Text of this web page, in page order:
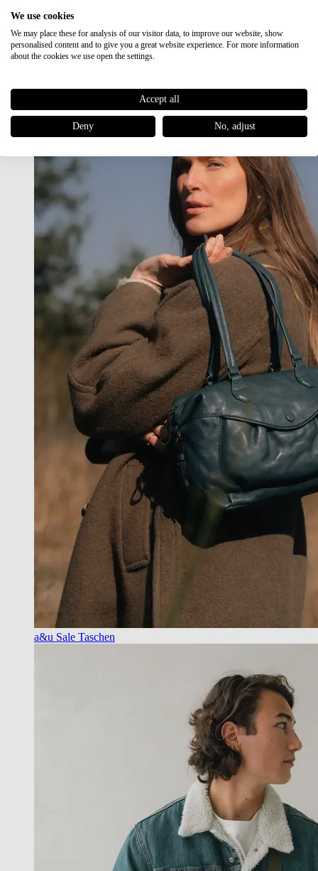
Japan RE lite
Sale
a&u Sale Taschen
We use cookies
We may place these for analysis of our visitor data, to improve our website, show
personalised content and to give you a great website experience. For more information
about the cookies we use open the settings.
Accept all
Deny No, adjust